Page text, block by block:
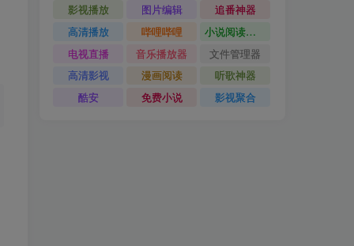
影视播放
图片编辑
追番神器
高清播放
哔哩哔哩
小说阅读神器
电视直播
音乐播放器
文件管理器
高清影视
漫画阅读
听歌神器
酷安
免费小说 影视聚合